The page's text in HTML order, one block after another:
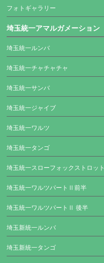
フォトギャラリー
埼玉統一アマルガメーション
埼玉統一ルンバ
埼玉統一チャチャチャ
埼玉統一サンバ
埼玉統一ジャイブ
埼玉統一ワルツ
埼玉統一タンゴ
埼玉統一スローフォックストロット
埼玉統一ワルツパートⅡ前半
埼玉統一ワルツパートⅡ 後半
埼玉新統一ルンバ
埼玉新統一タンゴ